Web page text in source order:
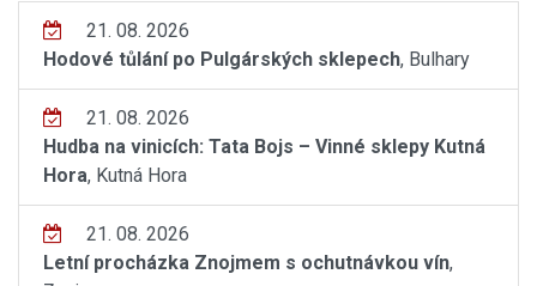
21. 08. 2026
Hodové tůlání po Pulgárských sklepech, Bulhary
21. 08. 2026
Hudba na vinicích: Tata Bojs – Vinné sklepy Kutná
Hora, Kutná Hora
21. 08. 2026
Letní procházka Znojmem s ochutnávkou vín,